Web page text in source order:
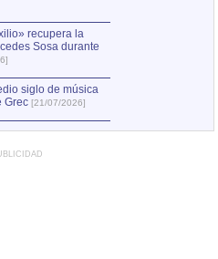
recupera la
Sosa durante
siglo de música
Grec [21/07/2026]